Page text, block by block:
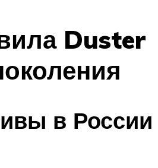
Duster
в России